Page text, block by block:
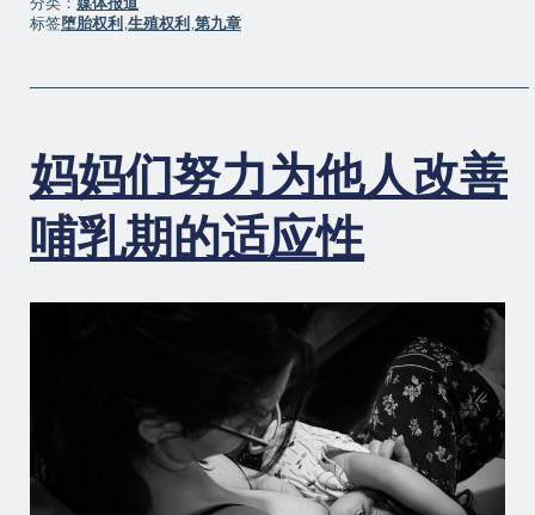
标签堕胎权利 ,生殖权利 ,第九章
妈妈们努力为他人改善
哺乳期的适应性